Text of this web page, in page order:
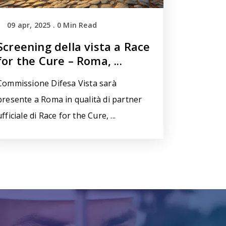
09 apr, 2025 . 0 Min Read
della vista a Race
the Cure – Roma, ...
Difesa Vista sarà
a Roma in qualità di partner
di Race for the Cure, ...